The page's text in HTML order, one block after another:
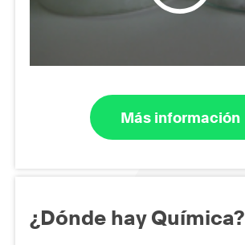
Más información
¿Dónde hay Química?